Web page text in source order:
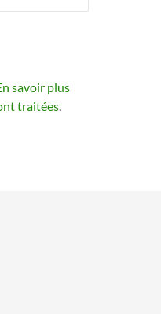
savoir plus
traitées.